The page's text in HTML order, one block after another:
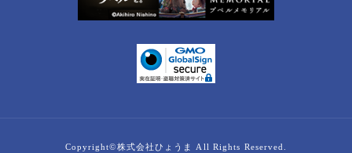
Copyright©株式会社ひょうま All Rights Reserved.